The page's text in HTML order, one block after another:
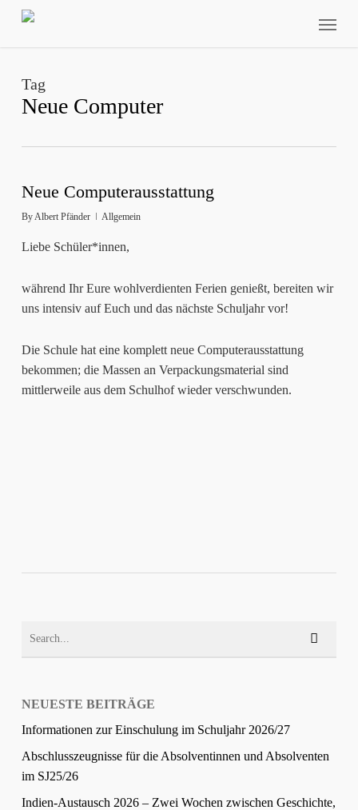
Skip
Tag
Neue Computer
Neue Computerausstattung
ByAlbert Pfänder Allgemein
Liebe Schüler*innen,
während Ihr Eure wohlverdienten Ferien genießt, bereiten wir
uns intensiv auf Euch und das nächste Schuljahr vor!
Die Schule hat eine komplett neue Computerausstattung
bekommen; die Massen an Verpackungsmaterial sind
mittlerweile aus dem Schulhof wieder verschwunden.
NEUESTE BEITRÄGE
Informationen zur Einschulung im Schuljahr 2026/27
Abschlusszeugnisse für die Absolventinnen und Absolventen
im SJ25/26
Indien-Austausch 2026 – Zwei Wochen zwischen Geschichte,